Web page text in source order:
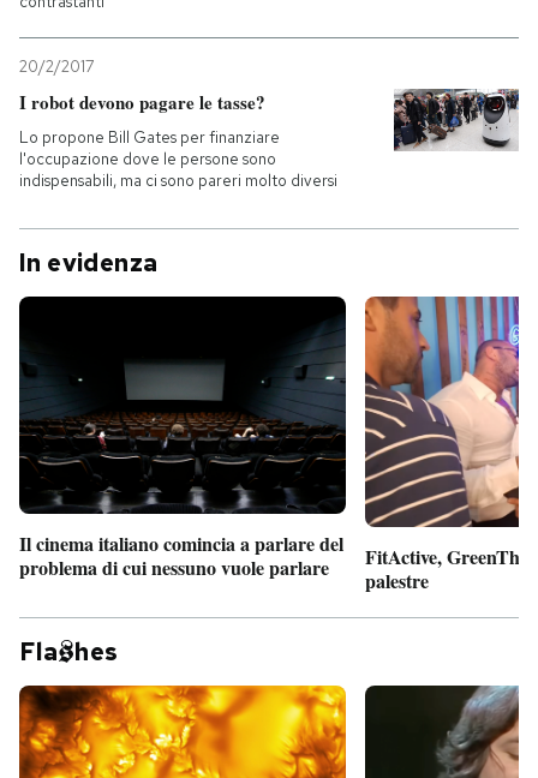
20/2/2017
I robot devono pagare le tasse?
Lo propone Bill Gates per finanziare
l'occupazione dove le persone sono
indispensabili, ma ci sono pareri molto diversi
In evidenza
Il cinema italiano comincia a parlare del
problema di cui nessuno vuole parlare
FitActive,
palestre
Fla hes